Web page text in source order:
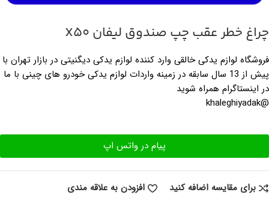
چراغ خطر عقب چپ صندوق لیفان X50
فروشگاه لوازم یدکی خالقی وارد کننده لوازم یدکی دیگنیتی در بازار تهران با
پیش از 13 سال سابقه در زمینه واردات لوازم یدکی خودرو های چینی با ما
در اینستاگرام همراه شوید
@khaleghiyadak
پیام در واتس اپ
برای مقایسه اضافه کنید
افزودن به علاقه مندی